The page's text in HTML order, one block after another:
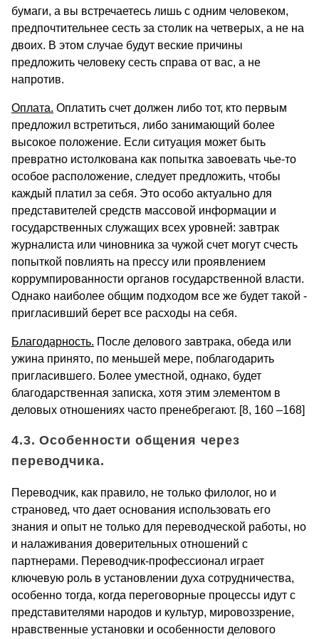
бумаги, а вы встречаетесь лишь с одним человеком,
предпочтительнее сесть за столик на четверых, а не на
двоих. В этом случае будут веские причины
предложить человеку сесть справа от вас, а не
напротив.
Оплата. Оплатить счет должен либо тот, кто первым
предложил встретиться, либо занимающий более
высокое положение. Если ситуация может быть
превратно истолкована как попытка завоевать чье-то
особое расположение, следует предложить, чтобы
каждый платил за себя. Это особо актуально для
представителей средств массовой информации и
государственных служащих всех уровней: завтрак
журналиста или чиновника за чужой счет могут счесть
попыткой повлиять на прессу или проявлением
коррумпированности органов государственной власти.
Однако наиболее общим подходом все же будет такой -
пригласивший берет все расходы на себя.
Благодарность. После делового завтрака, обеда или
ужина принято, по меньшей мере, поблагодарить
пригласившего. Более уместной, однако, будет
благодарственная записка, хотя этим элементом в
деловых отношениях часто пренебрегают. [8, 160 –168]
4.3. Особенности общения через
переводчика.
Переводчик, как правило, не только филолог, но и
страновед, что дает основания использовать его
знания и опыт не только для переводческой работы, но
и налаживания доверительных отношений с
партнерами. Переводчик-профессионал играет
ключевую роль в установлении духа сотрудничества,
особенно тогда, когда переговорные процессы идут с
представителями народов и культур, мировоззрение,
нравственные установки и особенности делового